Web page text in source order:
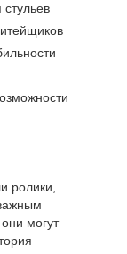
ролики,
могут